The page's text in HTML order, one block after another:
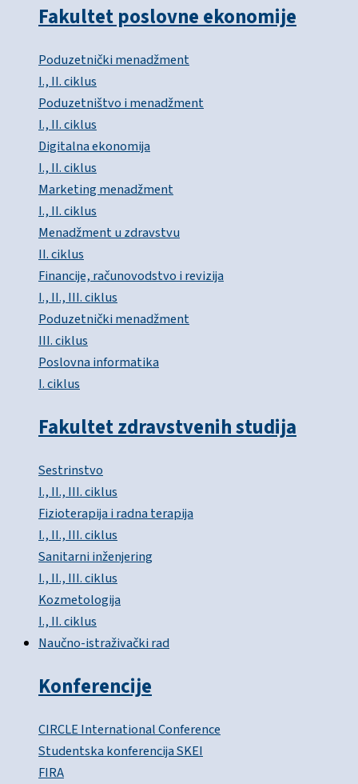
Fakultet poslovne ekonomije
Poduzetnički menadžment
I., II. ciklus
Poduzetništvo i menadžment
I., II. ciklus
Digitalna ekonomija
I., II. ciklus
Marketing menadžment
I., II. ciklus
Menadžment u zdravstvu
II. ciklus
Financije, računovodstvo i revizija
I., II., III. ciklus
Poduzetnički menadžment
III. ciklus
Poslovna informatika
I. ciklus
Fakultet zdravstvenih studija
Sestrinstvo
I., II., III. ciklus
Fizioterapija i radna terapija
I., II., III. ciklus
Sanitarni inženjering
I., II., III. ciklus
Kozmetologija
I., II. ciklus
Naučno-istraživački rad
Konferencije
CIRCLE International Conference
Studentska konferencija SKEI
FIRA